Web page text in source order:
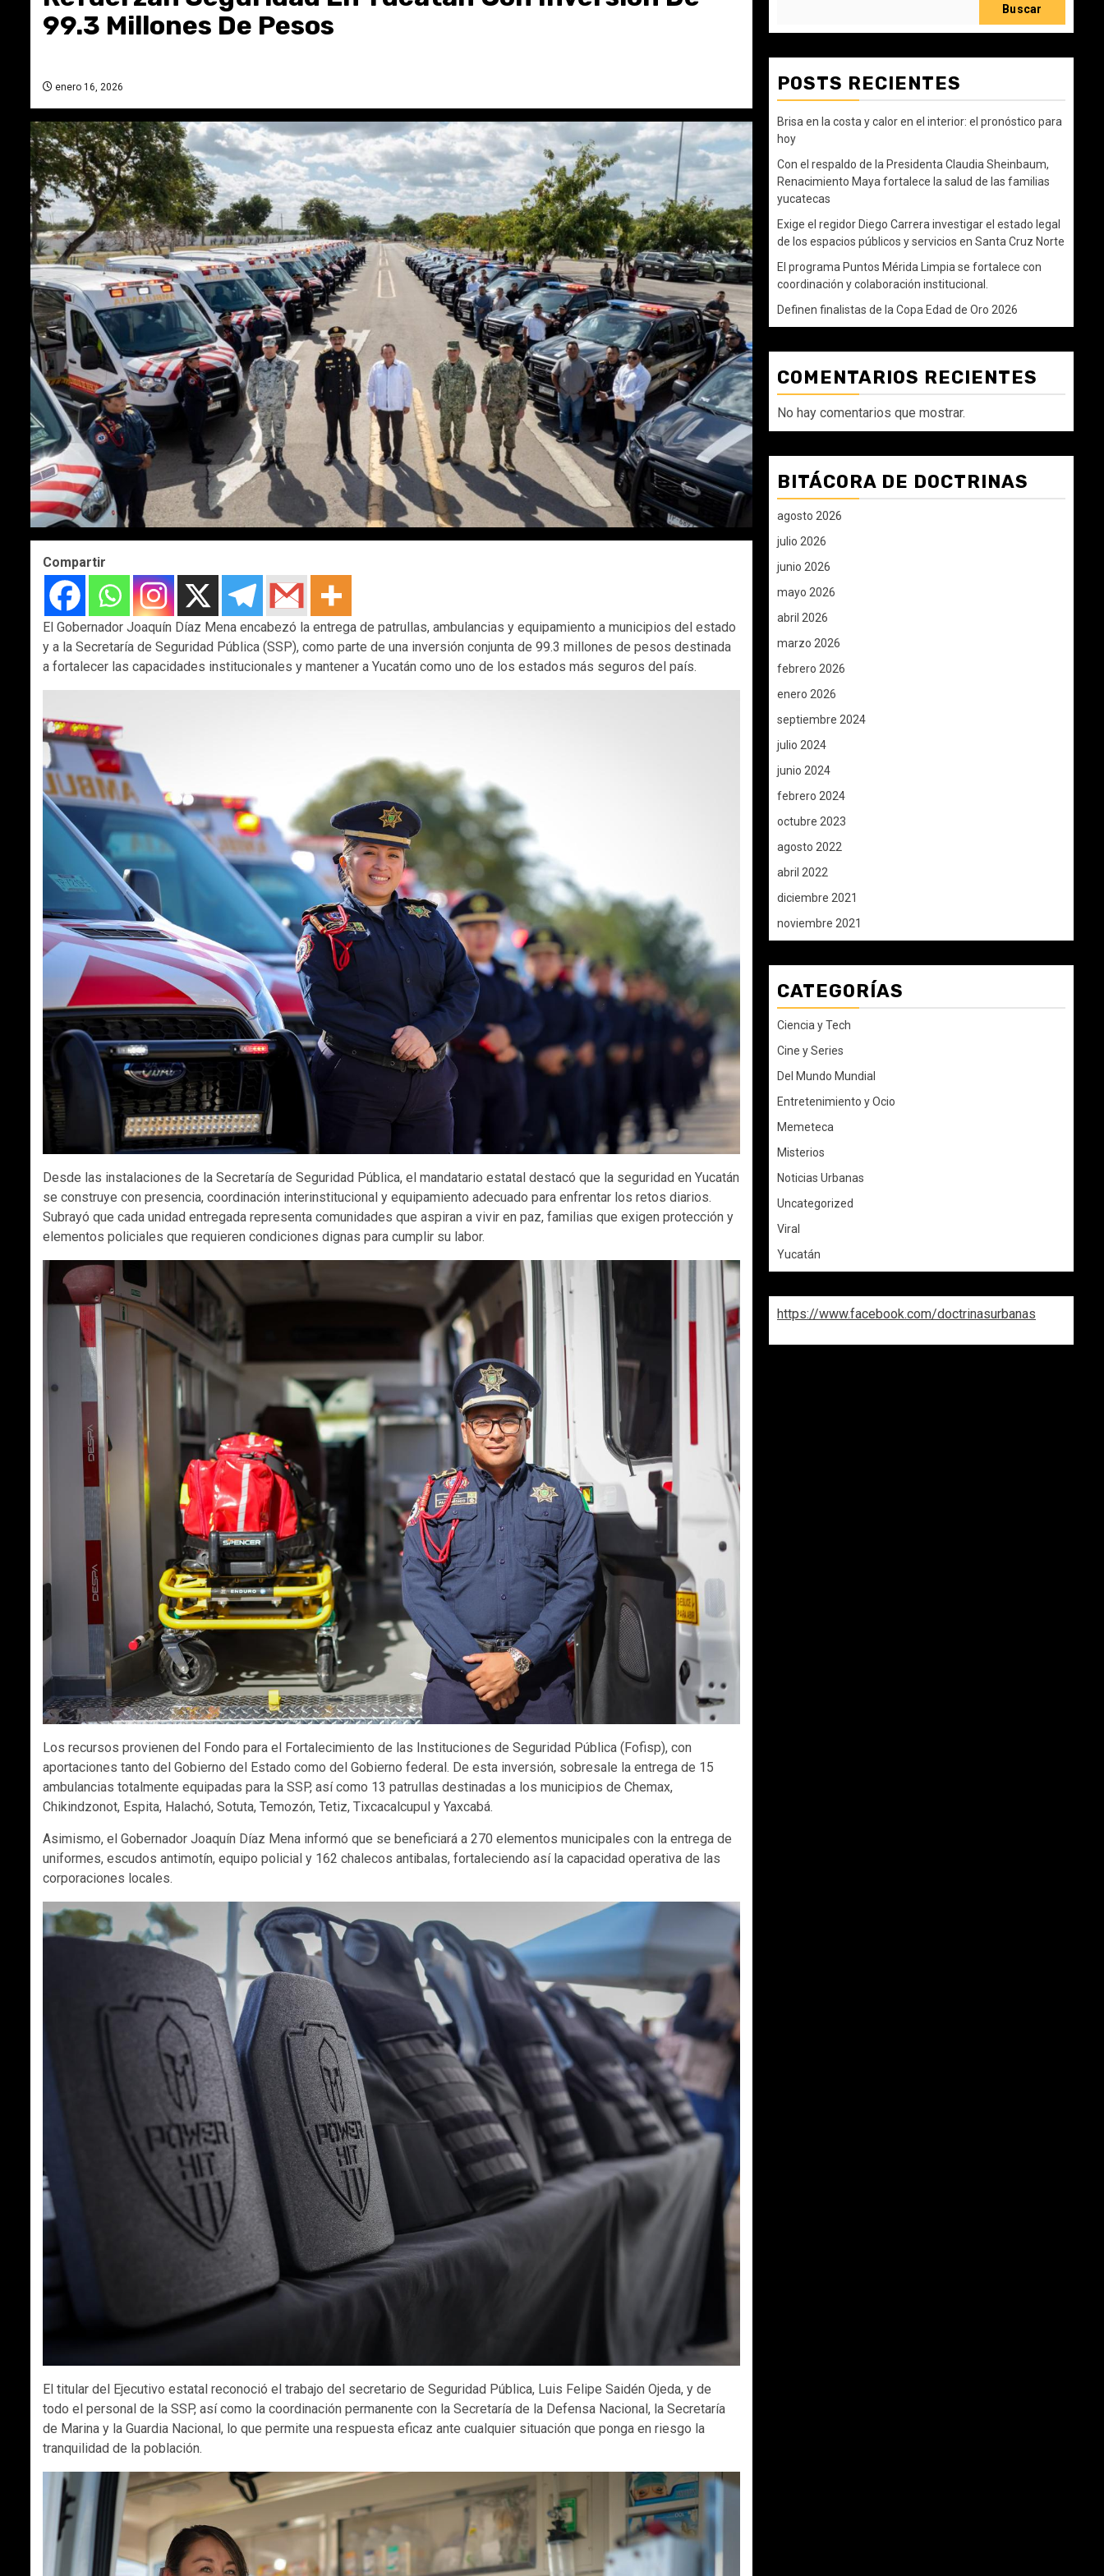
99.3 Millones De Pesos
enero 16, 2026
Compartir
El Gobernador Joaquín Díaz Mena encabezó la entrega de patrullas, ambulancias y equipamiento a municipios del estado
y a la Secretaría de Seguridad Pública (SSP), como parte de una inversión conjunta de 99.3 millones de pesos destinada
a fortalecer las capacidades institucionales y mantener a Yucatán como uno de los estados más seguros del país.
Desde las instalaciones de la Secretaría de Seguridad Pública, el mandatario estatal destacó que la seguridad en Yucatán
se construye con presencia, coordinación interinstitucional y equipamiento adecuado para enfrentar los retos diarios.
Subrayó que cada unidad entregada representa comunidades que aspiran a vivir en paz, familias que exigen protección y
elementos policiales que requieren condiciones dignas para cumplir su labor.
Los recursos provienen del Fondo para el Fortalecimiento de las Instituciones de Seguridad Pública (Fofisp), con
aportaciones tanto del Gobierno del Estado como del Gobierno federal. De esta inversión, sobresale la entrega de 15
ambulancias totalmente equipadas para la SSP, así como 13 patrullas destinadas a los municipios de Chemax,
Chikindzonot, Espita, Halachó, Sotuta, Temozón, Tetiz, Tixcacalcupul y Yaxcabá.
Asimismo, el Gobernador Joaquín Díaz Mena informó que se beneficiará a 270 elementos municipales con la entrega de
uniformes, escudos antimotín, equipo policial y 162 chalecos antibalas, fortaleciendo así la capacidad operativa de las
corporaciones locales.
El titular del Ejecutivo estatal reconoció el trabajo del secretario de Seguridad Pública, Luis Felipe Saidén Ojeda, y de
todo el personal de la SSP, así como la coordinación permanente con la Secretaría de la Defensa Nacional, la Secretaría
de Marina y la Guardia Nacional, lo que permite una respuesta eficaz ante cualquier situación que ponga en riesgo la
tranquilidad de la población.
Buscar
POSTS RECIENTES
Brisa en la costa y calor en el interior: el pronóstico para
hoy
Con el respaldo de la Presidenta Claudia Sheinbaum,
Renacimiento Maya fortalece la salud de las familias
yucatecas
Exige el regidor Diego Carrera investigar el estado legal
de los espacios públicos y servicios en Santa Cruz Norte
El programa Puntos Mérida Limpia se fortalece con
coordinación y colaboración institucional.
Definen finalistas de la Copa Edad de Oro 2026
COMENTARIOS RECIENTES
No hay comentarios que mostrar.
BITÁCORA DE DOCTRINAS
agosto 2026
julio 2026
junio 2026
mayo 2026
abril 2026
marzo 2026
febrero 2026
enero 2026
septiembre 2024
julio 2024
junio 2024
febrero 2024
octubre 2023
agosto 2022
abril 2022
diciembre 2021
noviembre 2021
CATEGORÍAS
Ciencia y Tech
Cine y Series
Del Mundo Mundial
Entretenimiento y Ocio
Memeteca
Misterios
Noticias Urbanas
Uncategorized
Viral
Yucatán
https://www.facebook.com/doctrinasurbanas